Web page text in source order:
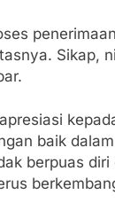
Sikap,
baik
berpuas